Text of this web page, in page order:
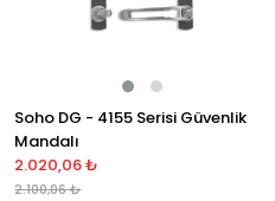
Soho DG - 4155 Serisi Güvenlik
Mandalı
2.020,06 ₺
2.100,06 ₺